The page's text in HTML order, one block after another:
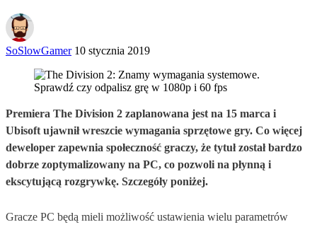
SoSlowGamer 10 stycznia 2019
Premiera The Division 2 zaplanowana jest na 15 marca i
Ubisoft ujawnił wreszcie wymagania sprzętowe gry. Co więcej
deweloper zapewnia społeczność graczy, że tytuł został bardzo
dobrze zoptymalizowany na PC, co pozwoli na płynną i
ekscytującą rozgrywkę. Szczegóły poniżej.
Gracze PC będą mieli możliwość ustawienia wielu parametrów